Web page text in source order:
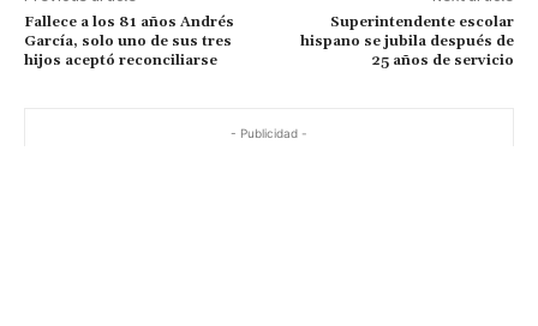
Fallece a los 81 años Andrés
García, solo uno de sus tres
hijos aceptó reconciliarse
Superintendente escolar
hispano se jubila después de
25 años de servicio
- Publicidad -